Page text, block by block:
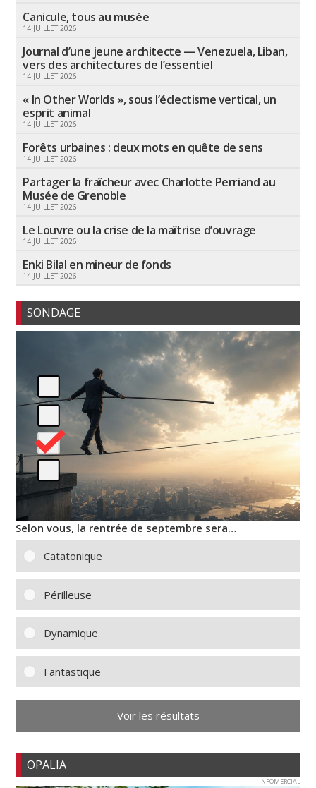
Canicule, tous au musée
14 JUILLET 2026
Journal d’une jeune architecte — Venezuela, Liban,
vers des architectures de l’essentiel
14 JUILLET 2026
« In Other Worlds », sous l’éclectisme vertical, un
esprit animal
14 JUILLET 2026
Forêts urbaines : deux mots en quête de sens
14 JUILLET 2026
Partager la fraîcheur avec Charlotte Perriand au
Musée de Grenoble
14 JUILLET 2026
Le Louvre ou la crise de la maîtrise d’ouvrage
14 JUILLET 2026
Enki Bilal en mineur de fonds
14 JUILLET 2026
SONDAGE
Selon vous, la rentrée de septembre sera…
Catatonique
Périlleuse
Dynamique
Fantastique
Voir les résultats
OPALIA
INFOMERCIAL